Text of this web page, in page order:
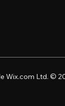
Wix.com Ltd. ©